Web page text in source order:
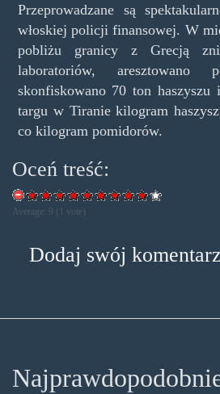
Przeprowadzane są
włoskiej policji finansowej. W
pobliżu granicy z Grecją
laboratoriów, aresztowano
skonfiskowano 70 ton
targu w Tiranie kilogram
co kilogram pomidorów.
Oceń treść:
Average: 9 ( vote)
Dodaj swój komentarz